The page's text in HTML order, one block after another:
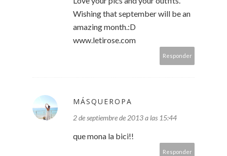
Wishing that september will be an
amazing month.:D
www.letirose.com
Responder
MÁSQUEROPA
2 de septiembre de 2013 a las 15:44
que mona la bici!!
Responder